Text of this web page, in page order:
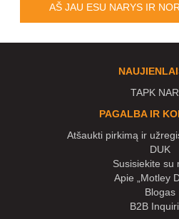
AŠ JAU ESU NARYS IR
TAPK
PAGALBA IR
Atšaukti pirkimą ir
DUK
Susisiekite su
Apie „Motley
Blogas
B2B